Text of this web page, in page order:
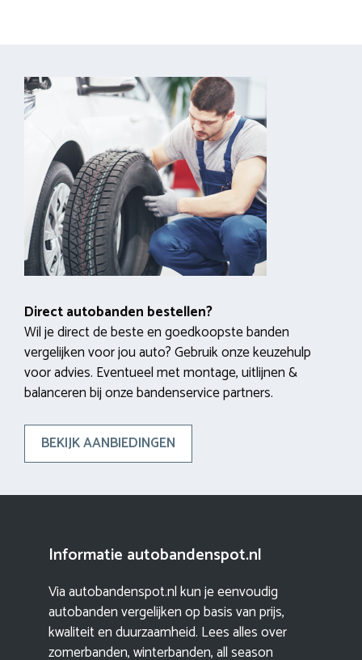
Direct autobanden bestellen?
Wil je direct de beste en goedkoopste banden
vergelijken voor jou auto? Gebruik onze keuzehulp
voor advies. Eventueel met montage, uitlijnen &
balanceren bij onze bandenservice partners.
BEKIJK AANBIEDINGEN
Informatie autobandenspot.nl
Via autobandenspot.nl kun je eenvoudig
autobanden vergelijken op basis van prijs,
kwaliteit en duurzaamheid. Lees alles over
zomerbanden, winterbanden, all season